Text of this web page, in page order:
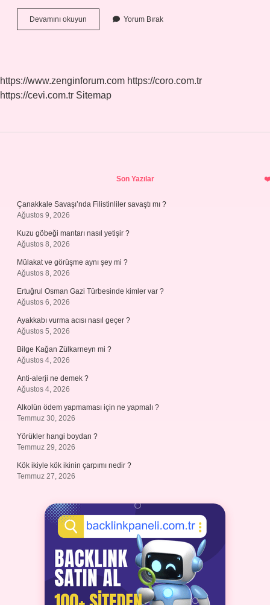
Devamını okuyun Hangileri
Adezyon
Yorum Bırak
https://www.zenginforum.com https://coro.com.tr
https://cevi.com.tr Sitemap
Son Yazılar
Çanakkale Savaşı’nda Filistinliler savaştı mı ?
Ağustos 9, 2026
Kuzu göbeği mantarı nasıl yetişir ?
Ağustos 8, 2026
Mülakat ve görüşme aynı şey mi ?
Ağustos 8, 2026
Ertuğrul Osman Gazi Türbesinde kimler var ?
Ağustos 6, 2026
Ayakkabı vurma acısı nasıl geçer ?
Ağustos 5, 2026
Bilge Kağan Zülkarneyn mi ?
Ağustos 4, 2026
Anti-alerji ne demek ?
Ağustos 4, 2026
Alkolün ödem yapmaması için ne yapmalı ?
Temmuz 30, 2026
Yörükler hangi boydan ?
Temmuz 29, 2026
Kök ikiyle kök ikinin çarpımı nedir ?
Temmuz 27, 2026